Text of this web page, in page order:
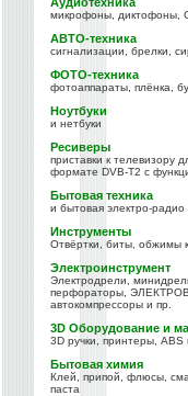
микрофоны, диктофоны,
АВТО-техника
сигнализации, брелки,
ФОТО-техника
фотоаппараты, плёнка,
Ноутбуки
и нетбуки
Ресиверы
приставки к телевизору
формате DVB-T2 с
Бытовая техника
и бытовая электро-радио
Инструменты
Отвёртки, биты, обжимы
Электроинструмент
Электродрели,
перфораторы,
автокомпрессоры и пр.
3D Оборудование и
3D ручки, принтеры, ABS
Бытовая химия
Клей, припой, флюсы,
паста